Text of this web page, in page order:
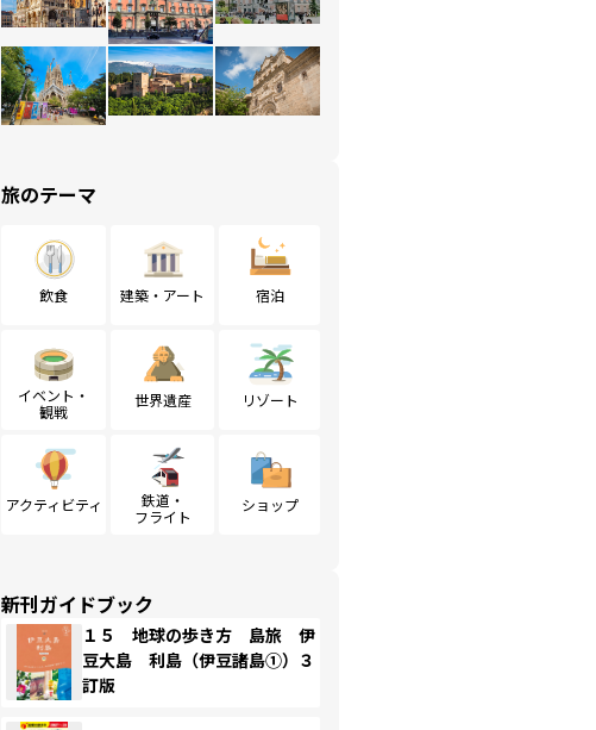
旅のテーマ
飲食 建築・アート 宿泊
イベント・
観戦
世界遺産 リゾート
アクティビティ
鉄道・
フライト
ショップ
新刊ガイドブック
１５ 地球の歩き方 島旅 伊
豆大島 利島（伊豆諸島①）３
訂版